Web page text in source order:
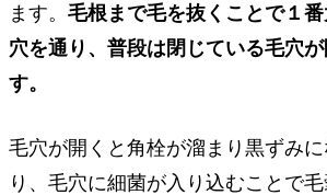
ます。 毛根まで毛を抜くことで１
穴を通り、普段は閉じている毛穴
す。
毛穴が開くと角栓が溜まり黒ずみ
り、毛穴に細菌が入り込むことで